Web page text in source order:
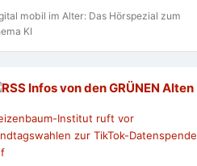
mobil im Alter: Das Hörspezial zum
KI
Infos von den GRÜNEN Alten
Institut ruft vor
zur TikTok-Datenspende